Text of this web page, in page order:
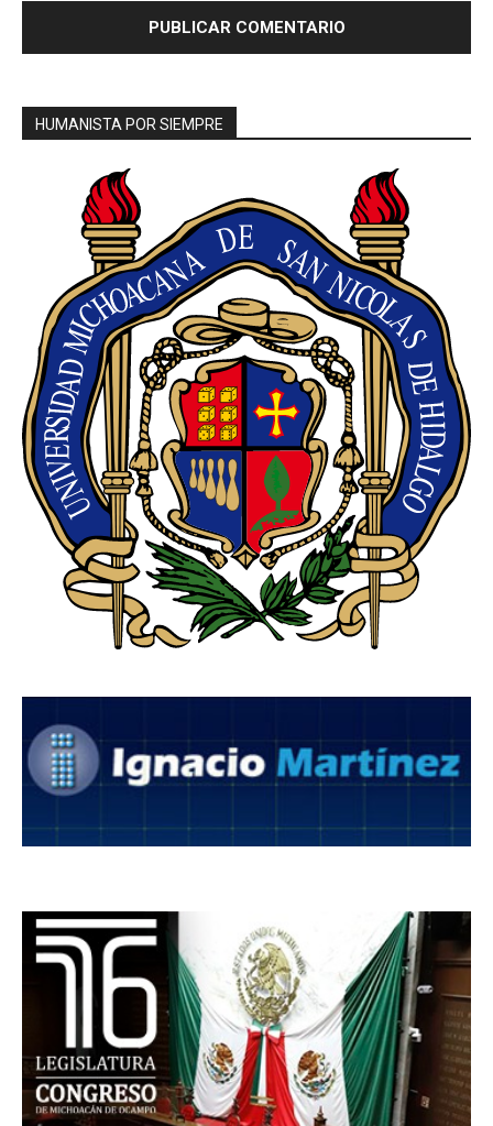
HUMANISTA POR SIEMPRE